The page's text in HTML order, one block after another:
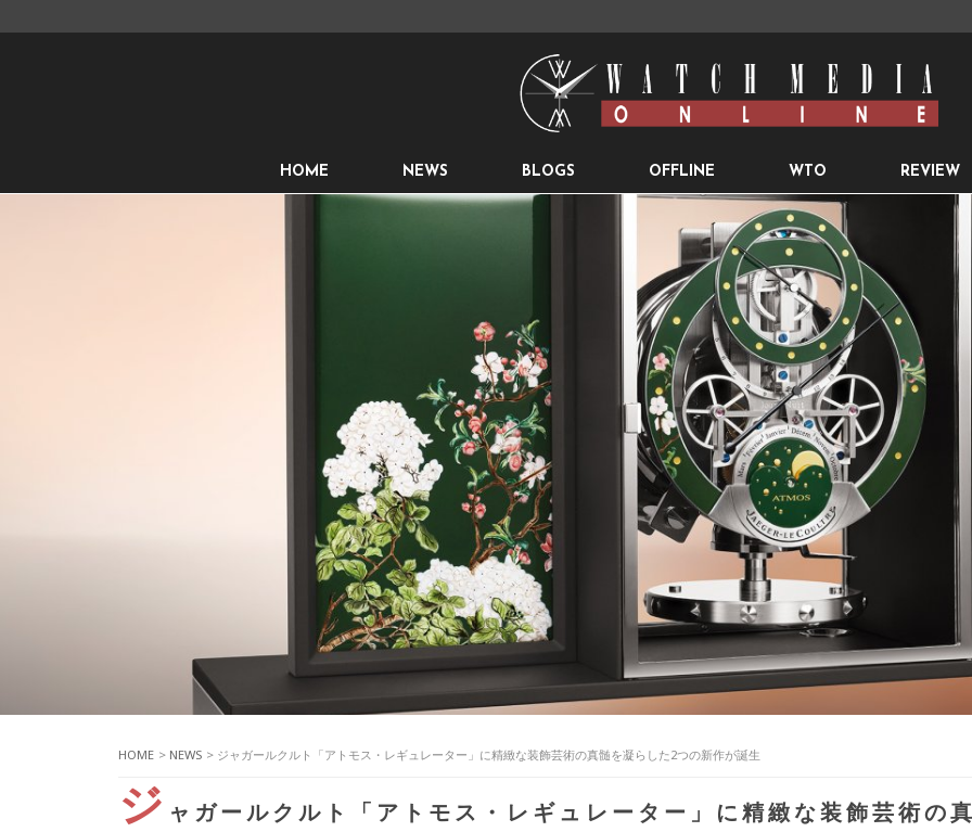
HOME NEWS BLOGS OFFLINE WTO REVIEW
HOME > NEWS > ジャガールクルト「アトモス・レギュレーター」に精緻な装飾芸術の真髄を凝らした2つの新作が誕生
ジ ャガールクルト「アトモス・レギュレーター」に精緻な装飾芸術の